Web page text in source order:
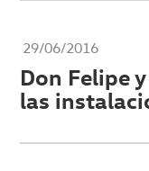
29/06/2016
Don Felipe
las